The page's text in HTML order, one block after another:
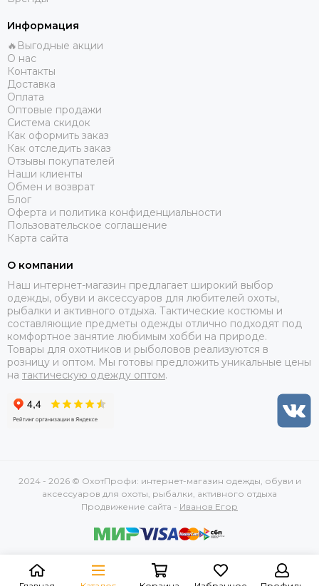
Информация
🔥Выгодные акции
О нас
Контакты
Доставка
Оплата
Оптовые продажи
Система скидок
Как оформить заказ
Как отследить заказ
Отзывы покупателей
Наши клиенты
Обмен и возврат
Блог
Оферта и политика конфиденциальности
Пользовательское соглашение
Карта сайта
О компании
Наш интернет-магазин предлагает широкий выбор
одежды, обуви и аксессуаров для любителей охоты,
рыбалки и активного отдыха. Тактические костюмы и
составляющие предметы одежды отлично подходят под
комфортное занятие любимым хобби на природе.
Товары для охотников и рыболовов реализуются в
розницу и оптом. Мы готовы предложить уникальные цены
на тактическую одежду оптом.
2024 - 2026 © ОхотПрофи: интернет-магазин одежды, обуви и
аксессуаров для охоты, рыбалки, активного отдыха
Продвижение сайта - Иванов Егор